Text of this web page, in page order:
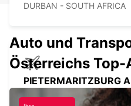
DURBAN - SOUTH AFRICA
PIETERMARITZBURG
PIETERMARITZBURG -
Auto und
Österreichs